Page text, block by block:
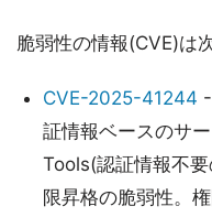
脆弱性の情報(CVE)は
CVE-2025-41244
証情報ベースのサ
Tools(認証情報不
限昇格の脆弱性。